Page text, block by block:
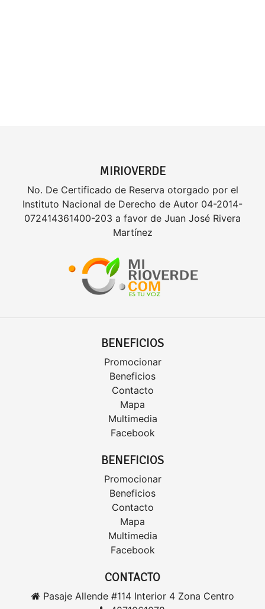
MIRIOVERDE
No. De Certificado de Reserva otorgado por el
Instituto Nacional de Derecho de Autor 04-2014-
072414361400-203 a favor de Juan José Rivera
Martínez
BENEFICIOS
Promocionar
Beneficios
Contacto
Mapa
Multimedia
Facebook
BENEFICIOS
Promocionar
Beneficios
Contacto
Mapa
Multimedia
Facebook
CONTACTO
Pasaje Allende #114 Interior 4 Zona Centro